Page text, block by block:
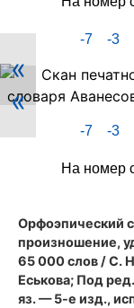
-7 -3
Скан
PDF-
страницы
625
Аванесова
«
«
-7 -3
На номер
Орфоэпический
произношение,
65 000 слов / С.
Еськова; Под
яз. — 5-е изд.,